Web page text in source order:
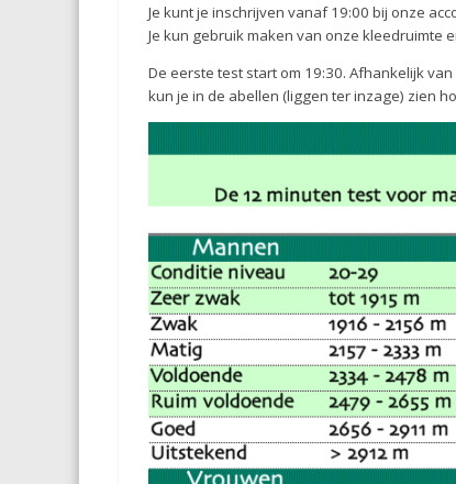
Je kunt je inschrijven vanaf 19:00 bij onze
Je kun gebruik maken van onze kleedruimte
De eerste test start om 19:30. Afhankelijk
kun je in de abellen (liggen ter inzage) zien